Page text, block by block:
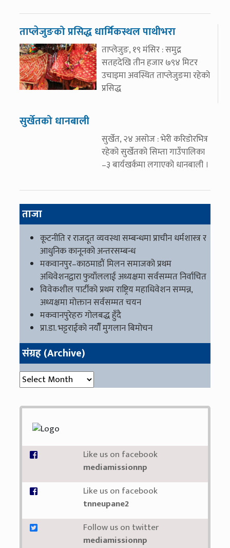
ताप्लेजुङको प्रसिद्ध धार्मिकस्थल पाथीभरा
ताप्लेजुङ, १९ मंसिर : समुद्र
सतहदेखि तीन हजार ७९४ मिटर
उचाइमा अवस्थित ताप्लेजुङमा रहेको
प्रसिद्ध
सुर्खेतको धानबाली
सुर्खेत, २४ असोज : भेरी करिडोरभित्र
रहेको सुर्खेतको सिम्ता गाउँपालिका
–३ बार्यखर्कमा लगाएको धानबाली ।
ताजा
कूटनीति र राजदूत व्यवस्था सम्बन्धमा प्राचीन धर्मशास्त्र र
आधुनिक कानूनको अन्तरसम्बन्ध
मकवानपुर–काठमाडौं मिलन समाजको प्रथम
अधिवेशनद्वारा फुयाँललाई अध्यक्षमा सर्वसम्मत निर्वाचित
विवेकशील पार्टीको प्रथम राष्ट्रिय महाधिवेशन सम्पन्न,
अध्यक्षमा मोक्तान सर्वसम्मत चयन
मकवानपुरेहरु गोलबद्ध हुँदै
प्रा.डा. भट्टराईको नयाँँ मुगलान बिमोचन
संग्रह (Archive)
संग्रह (Archive)
Like us on facebook
mediamissionnp
Like us on facebook
tnneupane2
Follow us on twitter
mediamissionnp